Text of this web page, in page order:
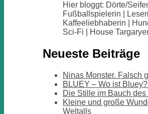
Hier bloggt: Dörte/
Fußballspielerin |
Kaffeeliebhaberin |
Sci-Fi | House
Neueste Beiträge
Ninas Monster. Falsch
BLUEY – Wo ist
Die Stille im Bauch des
Kleine und große
Weltalls